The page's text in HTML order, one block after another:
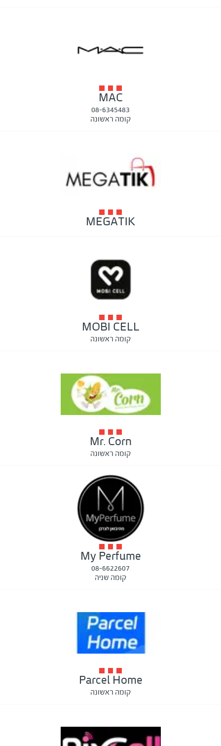
MAC
08-6345483
קומה ראשונה
MEGATIK
MOBI CELL
קומה ראשונה
Mr. Corn
קומה ראשונה
My Perfume
08-6622607
קומה שניה
Parcel Home
קומה ראשונה